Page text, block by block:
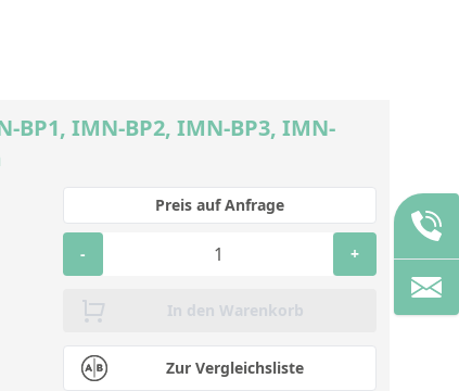
BP1, IMN-BP2, IMN-BP3, IMN-
Zur Vergleichsliste
Preis auf Anfrage
- +
In den Warenkorb